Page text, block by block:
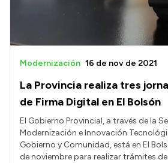
La Provincia realiza tres
de Firma Digital en El Bolsón
Modernización 16 de nov de 2021
El Gobierno Provincial, a través de la
Modernización e Innovación
Gobierno y Comunidad, está en El
de noviembre para realizar trámites